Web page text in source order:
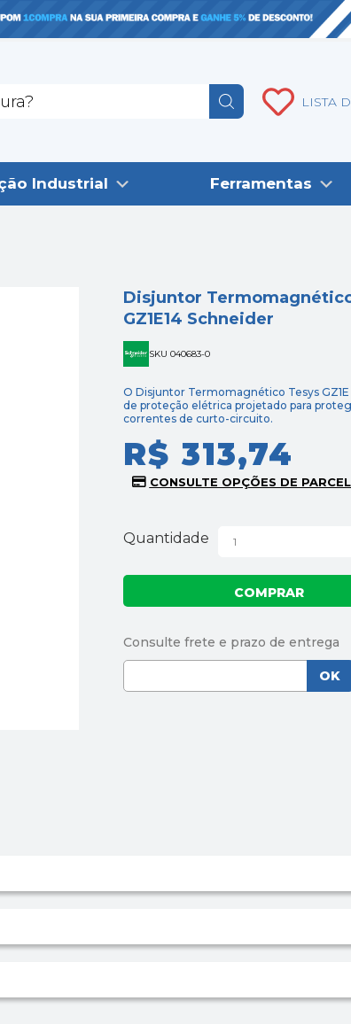
LISTA
Industrial Ferramentas
Disjuntor Termomagnético
GZ1E14 Schneider
SKU 040683-0
O Disjuntor Termomagnético Tesys
de proteção elétrica projetado para
correntes de curto-circuito.
R$ 313,74
Quantidade